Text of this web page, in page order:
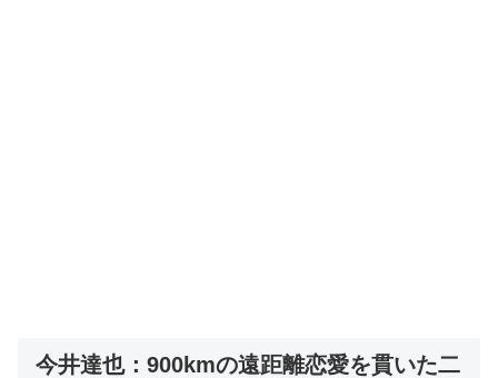
今井達也：900kmの遠距離恋愛を貫いた二